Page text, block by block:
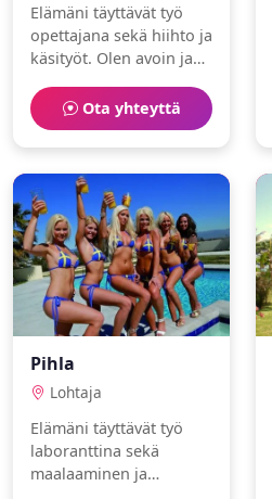
Elämäni täyttävät työ
opettajana sekä hiihto ja
käsityöt. Olen avoin ja
Ota yhteyttä
Pihla
Lohtaja
Elämäni täyttävät työ
laboranttina sekä
maalaaminen ja